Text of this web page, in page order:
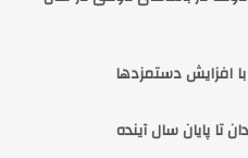
افزایش دستمزدها
تا پایان سال آینده